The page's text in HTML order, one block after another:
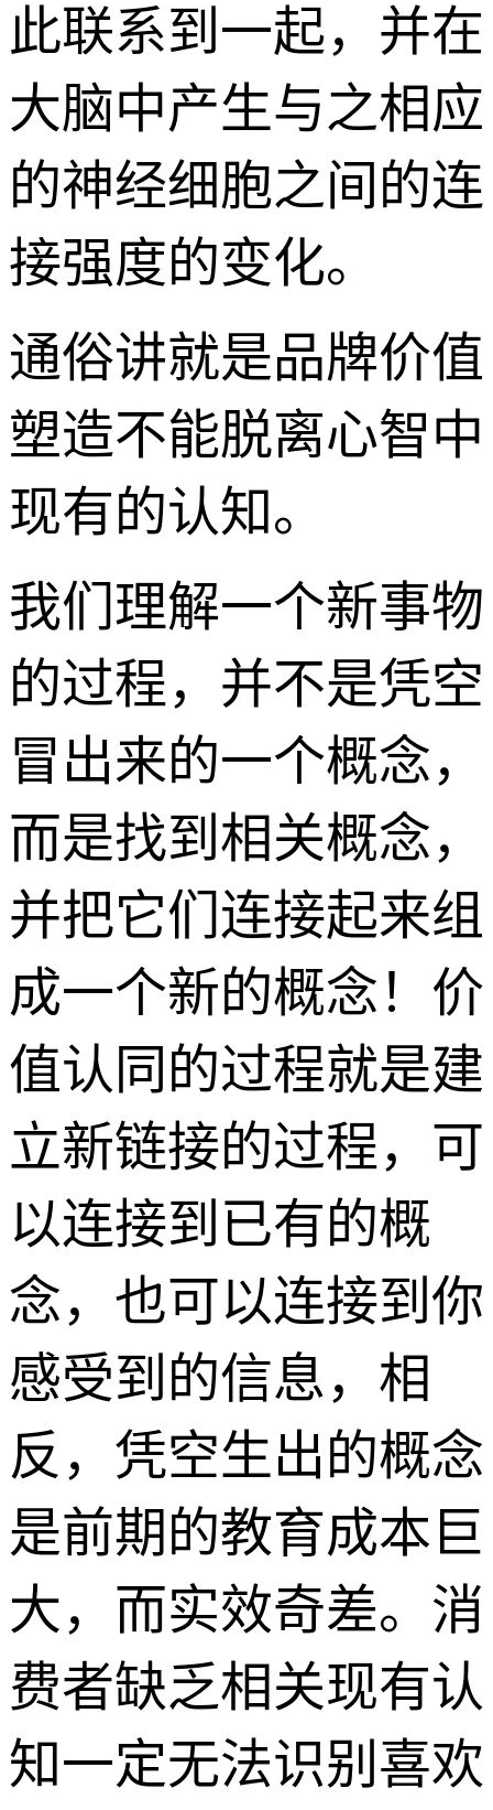
此联系到一起，并在
大脑中产生与之相应
的神经细胞之间的连
接强度的变化。
通俗讲就是品牌价值
塑造不能脱离心智中
现有的认知。
我们理解一个新事物
的过程，并不是凭空
冒出来的一个概念，
而是找到相关概念，
并把它们连接起来组
成一个新的概念！价
值认同的过程就是建
立新链接的过程，可
以连接到已有的概
念，也可以连接到你
感受到的信息，相
反， 凭空生出的概念
是前期的教育成本巨
大，而实效奇差。 消
费者缺乏相关现有认
知一定无法识别喜欢